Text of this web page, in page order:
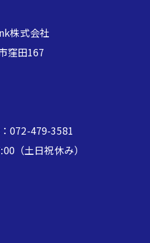
株式会社
市窪田167
072-479-3581
（土日祝休み）